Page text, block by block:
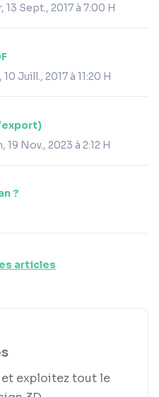
Sept., 2017 à 7:00 H
Juill., 2017 à 11:20 H
export)
Nov., 2023 à 2:12 H
?
articles
et exploitez tout le